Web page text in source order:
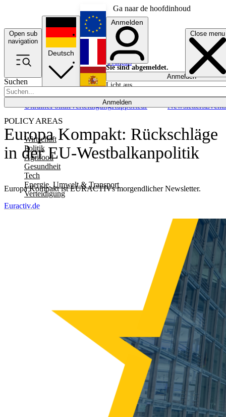
Ga naar de hoofdinhoud
Open sub
navigation
Close menu
Suchen
Anmelden
POLICY AREAS
Wirtschaft
Politik
Agrifood
Gesundheit
Tech
Energie, Umwelt & Transport
Verteidigung
UkrainePolitikVerteidigungRapporteur NewslettersEvents
Deutsch
English
Français
Anmelden
Sie sind abgemeldet.
Anmelden
Licht aus
Europa Kompakt: Rückschläge
in der EU-Westbalkanpolitik
Europa Kompakt ist EURACTIVs morgendlicher Newsletter.
Euractiv.de